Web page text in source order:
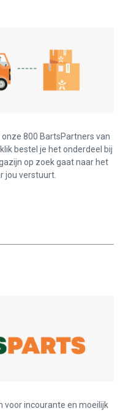
800 BartsPartners van
bestel je het onderdeel bij
op zoek gaat naar het
jou verstuurt.
voor incourante en moeilijk